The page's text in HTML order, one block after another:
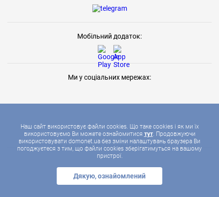
Наш сайт використовує файли cookies. Що таке cookies і як ми їх
використовуємо Ви можете ознайомитися тут. Продовжуючи
використовувати domonet.ua без зміни налаштувань браузера Ви
погоджуєтеся з тим, що файли cookies зберігатимуться на вашому
пристрої.
Дякую, ознайомлений
Мобільний додаток:
Ми у соціальних мережах:
2026 © ДОМОНЕТ, УСІ ПРАВА ЗАХИЩЕНІ